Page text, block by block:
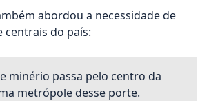
abordou a necessidade de
centrais do país:
minério passa pelo centro da
metrópole desse porte.